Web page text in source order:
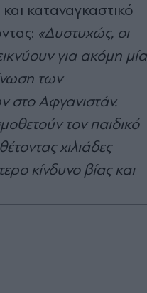
καταναγκαστικό
«Δυστυχώς, οι
για ακόμη μία
των
στο Αφγανιστάν.
τον παιδικό
χιλιάδες
κίνδυνο βίας και